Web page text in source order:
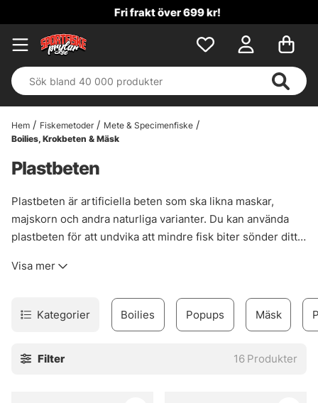
Fri frakt över 699 kr!
Hem Fiskemetoder
Mete & Specimenfiske
Boilies, Krokbeten & Mäsk
Plastbeten
Plastbeten är artificiella beten som ska likna maskar,
majskorn och andra naturliga varianter. Du kan använda
plastbeten för att undvika att mindre fisk biter sönder ditt
specimenmete. Plastbeten finns i olika flytkrafter och vi
sortiment.
Visa mer
Kategorier Boilies Popups Mäsk
Filter 16 Produkter